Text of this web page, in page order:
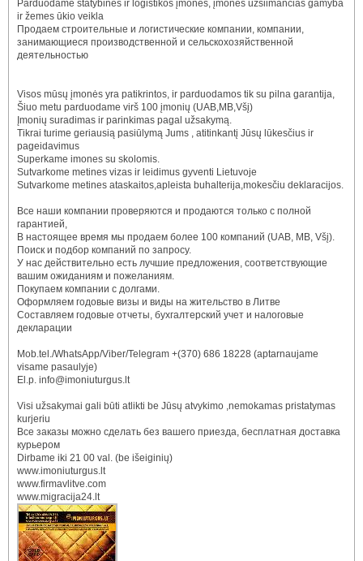
Parduodame statybines ir logistikos įmones, įmones užsiimančias gamyba
ir žemes ūkio veikla
Продаем строительные и логистические компании, компании,
занимающиеся производственной и сельскохозяйственной
деятельностью
Visos mūsų įmonės yra patikrintos, ir parduodamos tik su pilna garantija,
Šiuo metu parduodame virš 100 įmonių (UAB,MB,Všį)
Įmonių suradimas ir parinkimas pagal užsakymą.
Tikrai turime geriausią pasiūlymą Jums , atitinkantį Jūsų lūkesčius ir
pageidavimus
Superkame imones su skolomis.
Sutvarkome metines vizas ir leidimus gyventi Lietuvoje
Sutvarkome metines ataskaitos,apleista buhalterija,mokesčiu deklaracijos.
Все наши компании проверяются и продаются только с полной
гарантией,
В настоящее время мы продаем более 100 компаний (UAB, MB, Všį).
Поиск и подбор компаний по запросу.
У нас действительно есть лучшие предложения, соответствующие
вашим ожиданиям и пожеланиям.
Покупаем компании с долгами.
Оформляем годовые визы и виды на жительство в Литве
Составляем годовые отчеты, бухгалтерский учет и налоговые
декларации
Mob.tel./WhatsApp/Viber/Telegram +(370) 686 18228 (aptarnaujame
visame pasaulyje)
El.p. info@imoniuturgus.lt
Visi užsakymai gali būti atlikti be Jūsų atvykimo ,nemokamas pristatymas
kurjeriu
Все заказы можно сделать без вашего приезда, бесплатная доставка
курьером
Dirbame iki 21 00 val. (be išeiginių)
www.imoniuturgus.lt
www.firmavlitve.com
www.migracija24.lt